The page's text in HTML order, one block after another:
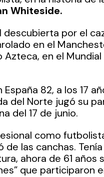
Whiteside.
descubierta por el
en el
Azteca, en el
82, a los 17
del Norte jugó su
del 17 de junio.
como
de las canchas.
ahora de 61 años
que participaron